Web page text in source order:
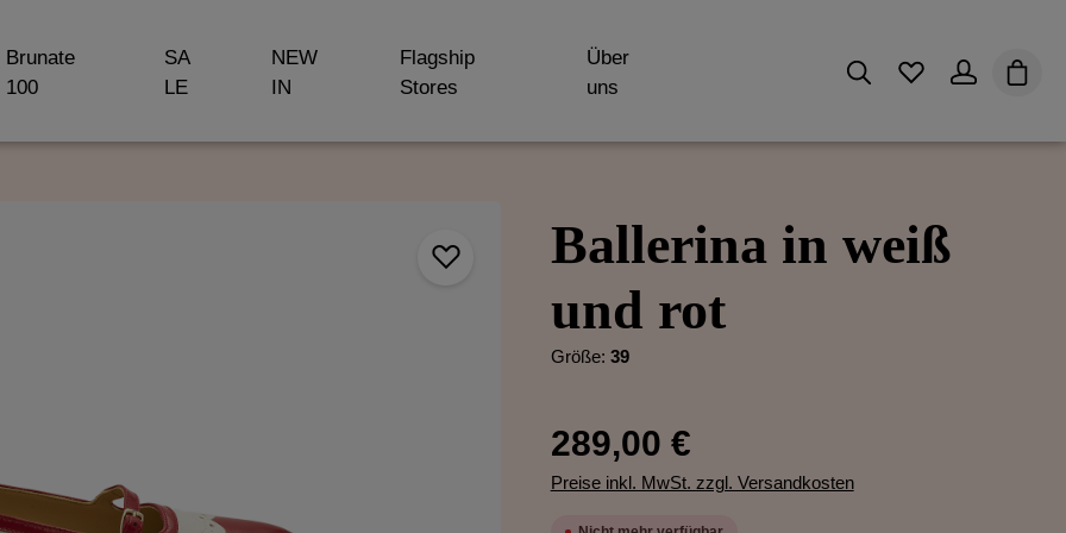
Brunate
100
SA
LE
NEW
IN
Flagship
Stores
Über
uns
Du hast 0
Ballerina in weiß
und rot
Größe: 39
289,00 €
Preise inkl. MwSt. zzgl. Versandkosten